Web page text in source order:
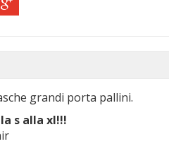
grandi porta pallini.
s alla xl!!!